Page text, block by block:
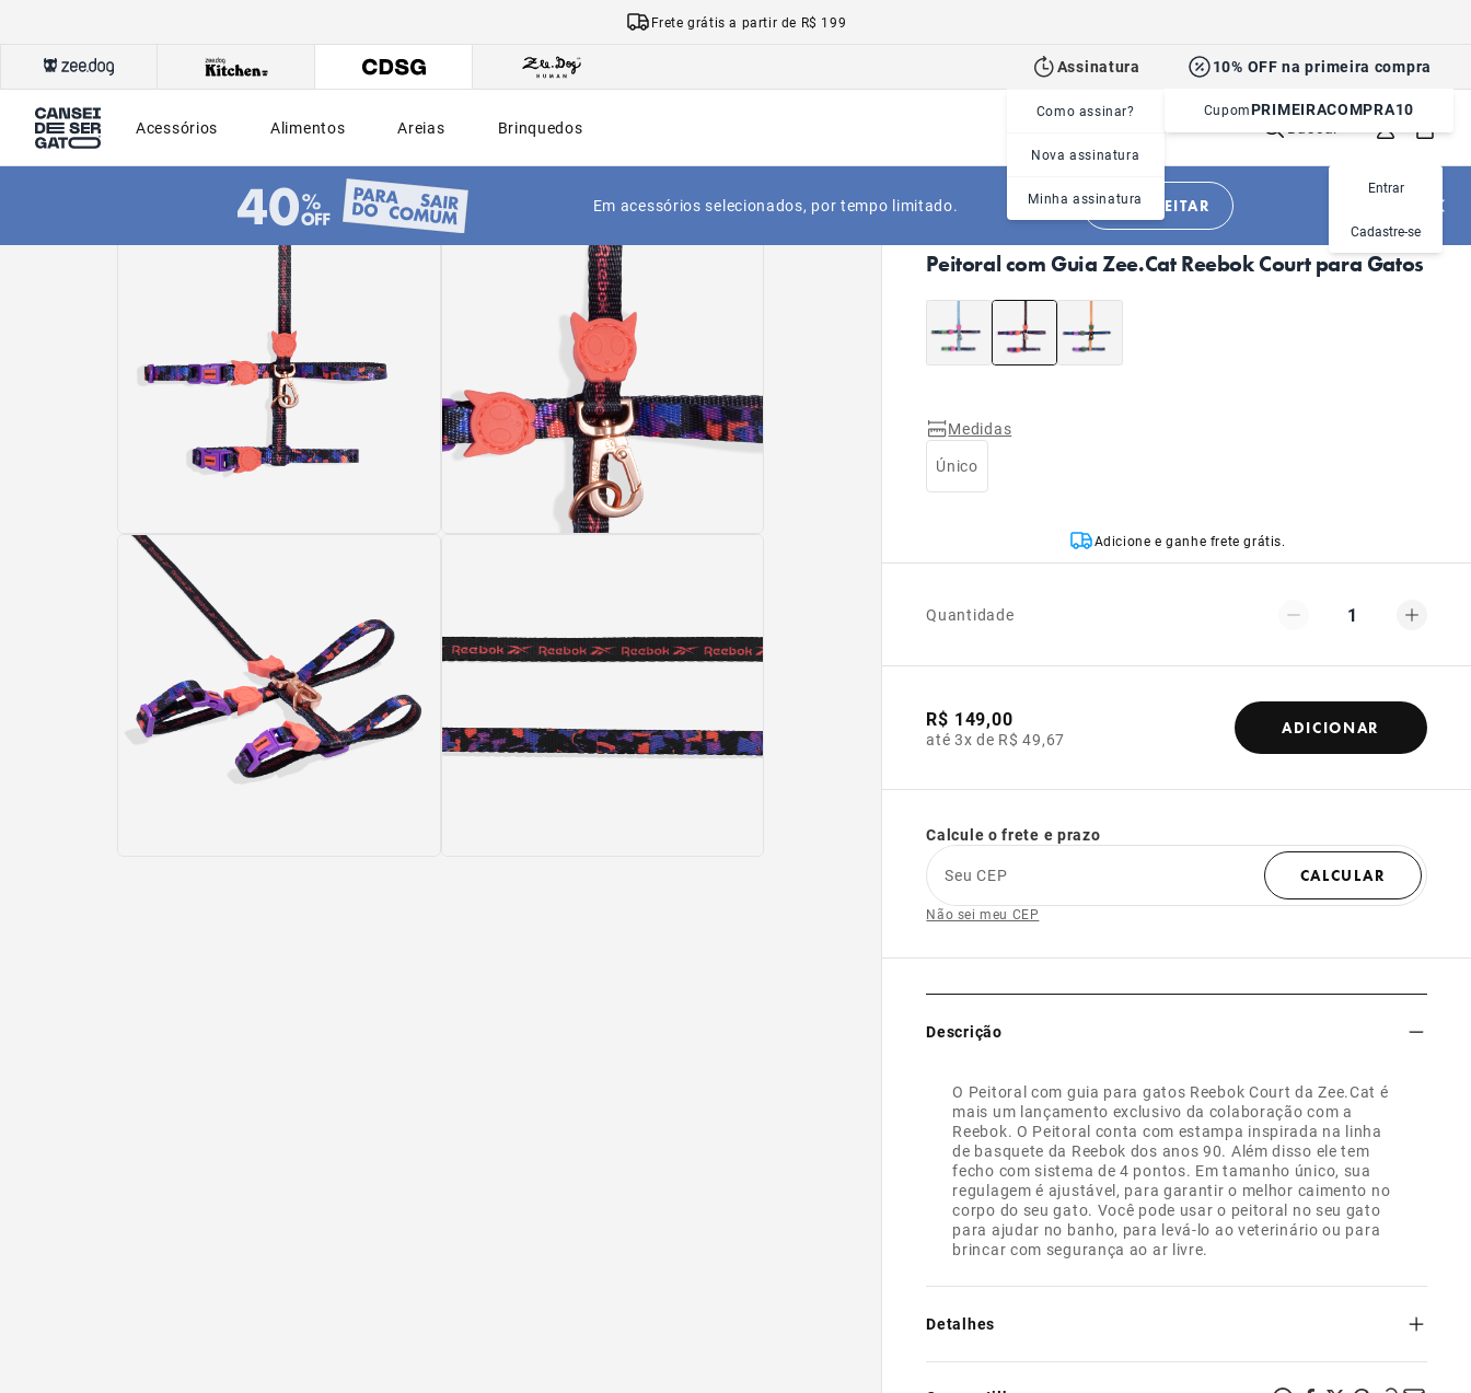
Frete grátis a partir de R$ 199
Assinatura
Como assinar?
Nova assinatura
Minha assinatura
10% OFF na primeira compra
CupomPRIMEIRACOMPRA10
Acessórios
Alimentos Areias Brinquedos
Entrar
Cadastre-se
Em acessórios selecionados, por tempo limitado. APROVEITAR
Gatos|Acessórios|Peitorais e Coleiras
Peitoral com Guia Zee.Cat Reebok Court para Gatos
Medidas
Único
Adicione e ganhe frete grátis.
Quantidade 1
R$ 149,00
até 3x de R$ 49,67
ADICIONAR
Calcule o frete e prazo
Seu CEP
CALCULAR
Não sei meu CEP
Descrição
O Peitoral com guia para gatos Reebok Court da Zee.Cat é
mais um lançamento exclusivo da colaboração com a
Reebok. O Peitoral conta com estampa inspirada na linha
de basquete da Reebok dos anos 90. Além disso ele tem
fecho com sistema de 4 pontos. Em tamanho único, sua
regulagem é ajustável, para garantir o melhor caimento no
corpo do seu gato. Você pode usar o peitoral no seu gato
para ajudar no banho, para levá-lo ao veterinário ou para
brincar com segurança ao ar livre.
Detalhes